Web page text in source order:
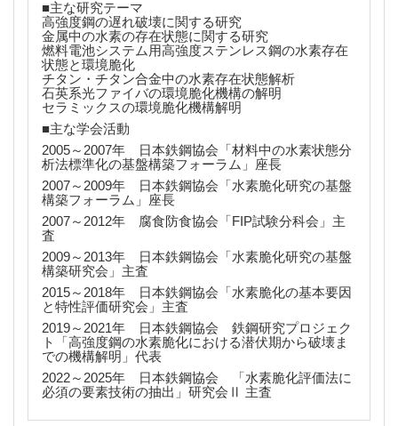
■主な研究テーマ
高強度鋼の遅れ破壊に関する研究
金属中の水素の存在状態に関する研究
燃料電池システム用高強度ステンレス鋼の水素存在
状態と環境脆化
チタン・チタン合金中の水素存在状態解析
石英系光ファイバの環境脆化機構の解明
セラミックスの環境脆化機構解明
■主な学会活動
2005～2007年 日本鉄鋼協会「材料中の水素状態分
析法標準化の基盤構築フォーラム」座長
2007～2009年 日本鉄鋼協会「水素脆化研究の基盤
構築フォーラム」座長
2007～2012年 腐食防食協会「FIP試験分科会」主
査
2009～2013年 日本鉄鋼協会「水素脆化研究の基盤
構築研究会」主査
2015～2018年 日本鉄鋼協会「水素脆化の基本要因
と特性評価研究会」主査
2019～2021年 日本鉄鋼協会 鉄鋼研究プロジェク
ト「高強度鋼の水素脆化における潜伏期から破壊ま
での機構解明」代表
2022～2025年 日本鉄鋼協会 「水素脆化評価法に
必須の要素技術の抽出」研究会Ⅱ 主査